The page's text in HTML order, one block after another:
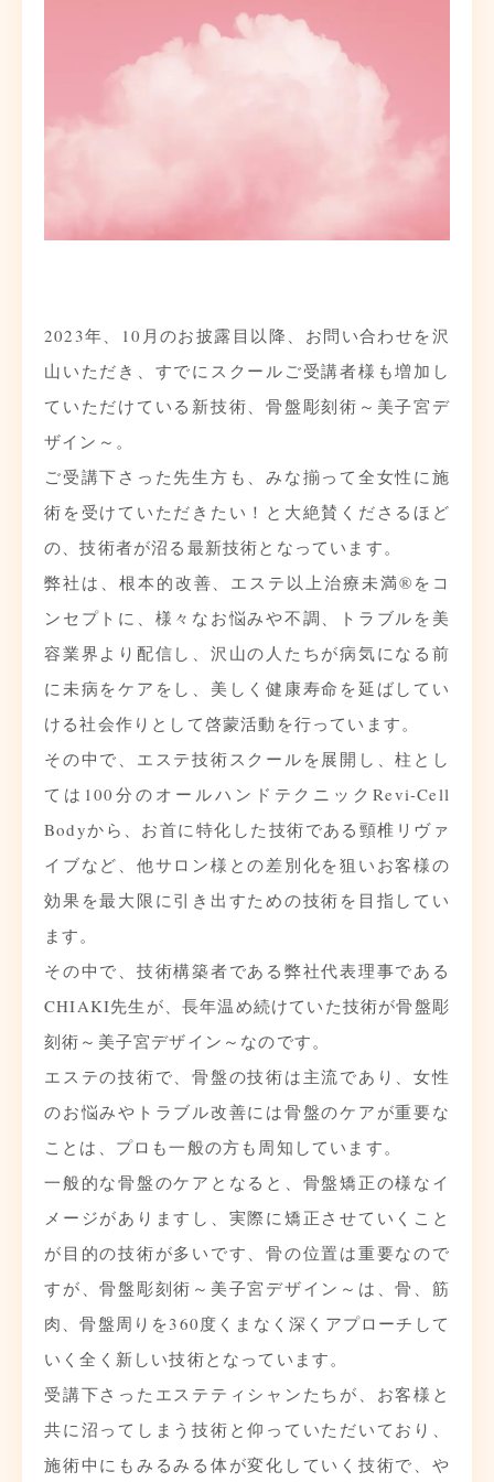
2023年、10月のお披露目以降、お問い合わせを沢
山いただき、すでにスクールご受講者様も増加し
ていただけている新技術、骨盤彫刻術～美子宮デ
ザイン～。
ご受講下さった先生方も、みな揃って全女性に施
術を受けていただきたい！と大絶賛くださるほど
の、技術者が沼る最新技術となっています。
弊社は、根本的改善、エステ以上治療未満®をコ
ンセプトに、様々なお悩みや不調、トラブルを美
容業界より配信し、沢山の人たちが病気になる前
に未病をケアをし、美しく健康寿命を延ばしてい
ける社会作りとして啓蒙活動を行っています。
その中で、エステ技術スクールを展開し、柱とし
ては100分のオールハンドテクニックRevi-Cell
Bodyから、お首に特化した技術である頸椎リヴァ
イブなど、他サロン様との差別化を狙いお客様の
効果を最大限に引き出すための技術を目指してい
ます。
その中で、技術構築者である弊社代表理事である
CHIAKI先生が、長年温め続けていた技術が骨盤彫
刻術～美子宮デザイン～なのです。
エステの技術で、骨盤の技術は主流であり、女性
のお悩みやトラブル改善には骨盤のケアが重要な
ことは、プロも一般の方も周知しています。
一般的な骨盤のケアとなると、骨盤矯正の様なイ
メージがありますし、実際に矯正させていくこと
が目的の技術が多いです、骨の位置は重要なので
すが、骨盤彫刻術～美子宮デザイン～は、骨、筋
肉、骨盤周りを360度くまなく深くアプローチして
いく全く新しい技術となっています。
受講下さったエステティシャンたちが、お客様と
共に沼ってしまう技術と仰っていただいており、
施術中にもみるみる体が変化していく技術で、や